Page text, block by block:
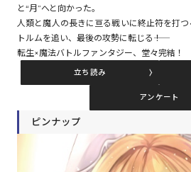
閉じる
と“月”へと向かった。
人類と魔人の長きに亘る戦いに終止符を打
トルムを追い、最後の攻勢に転じる――！
転生×魔法バトルファンタジー、堂々完結！
立ち読み
アンケート
ピンナップ